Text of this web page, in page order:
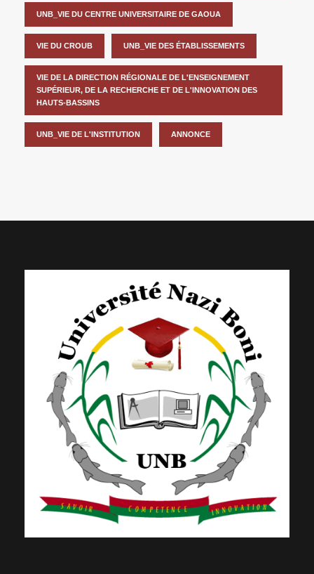
UNB_VIE DU CENTRE UNIVERSITAIRE DE GAOUA
VIE DU CROUB UNB_VIE DES ÉTABLISSEMENTS
VIE DE LA DIRECTION RÉGIONALE DE L'ENSEIGNEMENT
SUPÉRIEUR, DE LA RECHERCHE ET DE L'INNOVATION DES
HAUTS-BASSINS
UNB_VIE DE L'INSTITUTION ANNONCE